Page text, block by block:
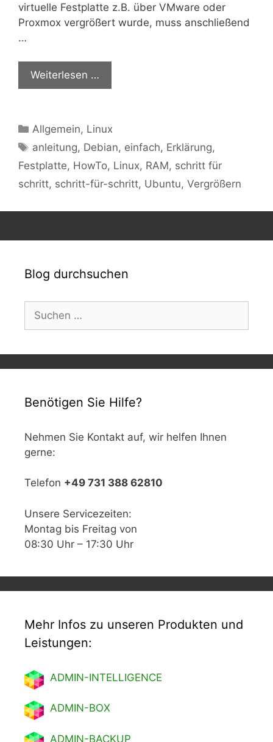
virtuelle Festplatte z.B. über VMware oder
Proxmox vergrößert wurde, muss anschließend
…
Weiterlesen …
Kategorien
Allgemein, Linux
Schlagwörter
anleitung, Debian, einfach, Erklärung,
Festplatte, HowTo, Linux, RAM, schritt für
schritt, schritt-für-schritt, Ubuntu, Vergrößern
Blog durchsuchen
nach:
Benötigen Sie Hilfe?
Nehmen Sie Kontakt auf, wir helfen Ihnen
gerne:
Telefon +49 731 388 62810
Unsere Servicezeiten:
Montag bis Freitag von
08:30 Uhr – 17:30 Uhr
Mehr Infos zu unseren Produkten und
Leistungen:
ADMIN-INTELLIGENCE
ADMIN-BOX
ADMIN-BACKUP